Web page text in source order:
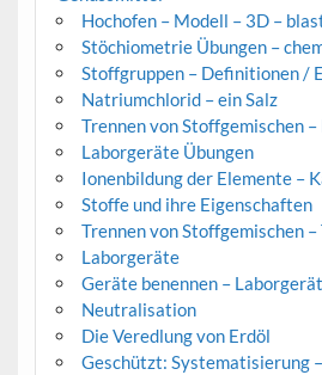
Hochofen – Modell – 3D –
Stöchiometrie Übungen –
Stoffgruppen – Definitionen /
Natriumchlorid – ein Salz
Trennen von Stoffgemischen
Laborgeräte Übungen
Ionenbildung der Elemente –
Stoffe und ihre Eigenschaften
Trennen von Stoffgemischen
Laborgeräte
Geräte benennen –
Neutralisation
Die Veredlung von Erdöl
Geschützt: Systematisierung